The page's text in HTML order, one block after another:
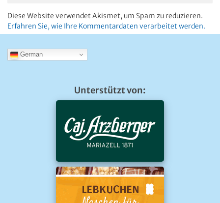
Diese Website verwendet Akismet, um Spam zu reduzieren.
Erfahren Sie, wie Ihre Kommentardaten verarbeitet werden.
German
Unterstützt von: